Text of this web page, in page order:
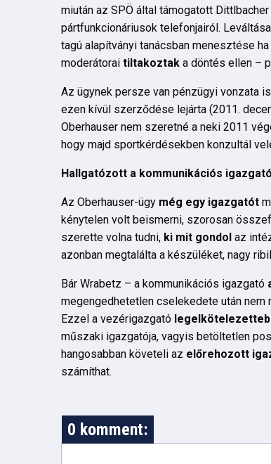
miután az SPÖ által támogatott
pártfunkcionáriusok telefonjairól.
tagú alapítványi tanácsban menesztése
moderátorai tiltakoztak a döntés ellen –
Az ügynek persze van pénzügyi vonzata
ezen kívül szerződése lejárta (2011.
Oberhauser nem szeretné a neki 2011
hogy majd sportkérdésekben konzultál
Hallgatózott a kommunikációs igazgató
Az Oberhauser-ügy még egy igazgatót
kénytelen volt beismerni, szorosan
szerette volna tudni, ki mit gondol az
azonban megtalálta a készüléket, nagy
Bár Wrabetz – a kommunikációs igazgató
megengedhetetlen cselekedete után nem
Ezzel a vezérigazgató
műszaki igazgatója, vagyis betöltetlen
hangosabban követeli az előrehozott
számíthat.
0 komment: